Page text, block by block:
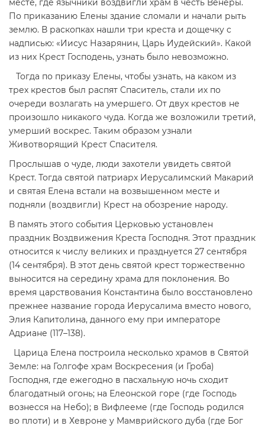
месте, где язычники воздвигли храм в честь Венеры.
По приказанию Елены здание сломали и начали рыть
землю. В раскопках нашли три креста и дощечку с
надписью: «Иисус Назарянин, Царь Иудейский». Какой
из них Крест Господень, узнать было невозможно.
Тогда по приказу Елены, чтобы узнать, на каком из
трех крестов был распят Спаситель, стали их по
очереди возлагать на умершего. От двух крестов не
произошло никакого чуда. Когда же возложили третий,
умерший воскрес. Таким образом узнали
Животворящий Крест Спасителя.
Прослышав о чуде, люди захотели увидеть святой
Крест. Тогда святой патриарх Иерусалимский Макарий
и святая Елена встали на возвышенном месте и
подняли (воздвигли) Крест на обозрение народу.
В память этого события Церковью установлен
праздник Воздвижения Креста Господня. Этот праздник
относится к числу великих и празднуется 27 сентября
(14 сентября). В этот день святой крест торжественно
выносится на середину храма для поклонения. Во
время царствования Константина было восстановлено
прежнее название города Иерусалима вместо нового,
Элия Капитолина, данного ему при императоре
Адриане (117–138).
Царица Елена построила несколько храмов в Святой
Земле: на Голгофе храм Воскресения (и Гроба)
Господня, где ежегодно в пасхальную ночь сходит
благодатный огонь; на Елеонской горе (где Господь
вознесся на Небо); в Вифлееме (где Господь родился
во плоти) и в Хевроне у Мамврийского дуба (где Бог